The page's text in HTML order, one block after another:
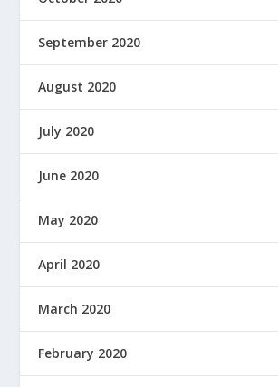
September 2020
August 2020
July 2020
June 2020
May 2020
April 2020
March 2020
February 2020